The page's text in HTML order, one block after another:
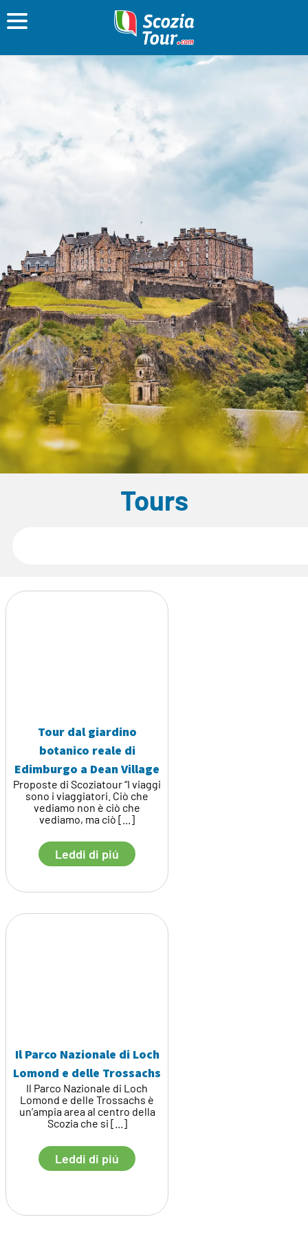
Tours
Tour dal giardino
botanico reale di
Edimburgo a Dean Village
Proposte di Scoziatour “I viaggi
sono i viaggiatori. Ciò che
vediamo non è ciò che
vediamo, ma ciò [...]
Leddi di piú
Il Parco Nazionale di Loch
Lomond e delle Trossachs
Il Parco Nazionale di Loch
Lomond e delle Trossachs è
un’ampia area al centro della
Scozia che si [...]
Leddi di piú